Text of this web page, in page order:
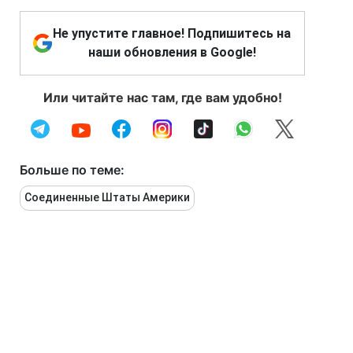
Не упустите главное! Подпишитесь на
наши обновления в Google!
Или читайте нас там, где вам удобно!
Больше по теме:
Соединенные Штаты Америки